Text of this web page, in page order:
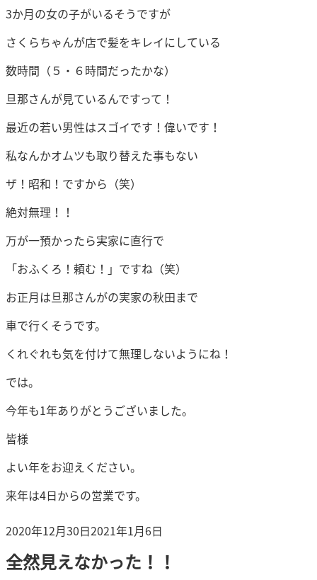
3か月の女の子がいるそうですが
さくらちゃんが店で髪をキレイにしている
数時間（５・６時間だったかな）
旦那さんが見ているんですって！
最近の若い男性はスゴイです！偉いです！
私なんかオムツも取り替えた事もない
ザ！昭和！ですから（笑）
絶対無理！！
万が一預かったら実家に直行で
「おふくろ！頼む！」ですね（笑）
お正月は旦那さんがの実家の秋田まで
車で行くそうです。
くれぐれも気を付けて無理しないようにね！
では。
今年も1年ありがとうございました。
皆様
よい年をお迎えください。
来年は4日からの営業です。
投
日:
2020年12月30日2021年1月6日
全然見えなかった！！